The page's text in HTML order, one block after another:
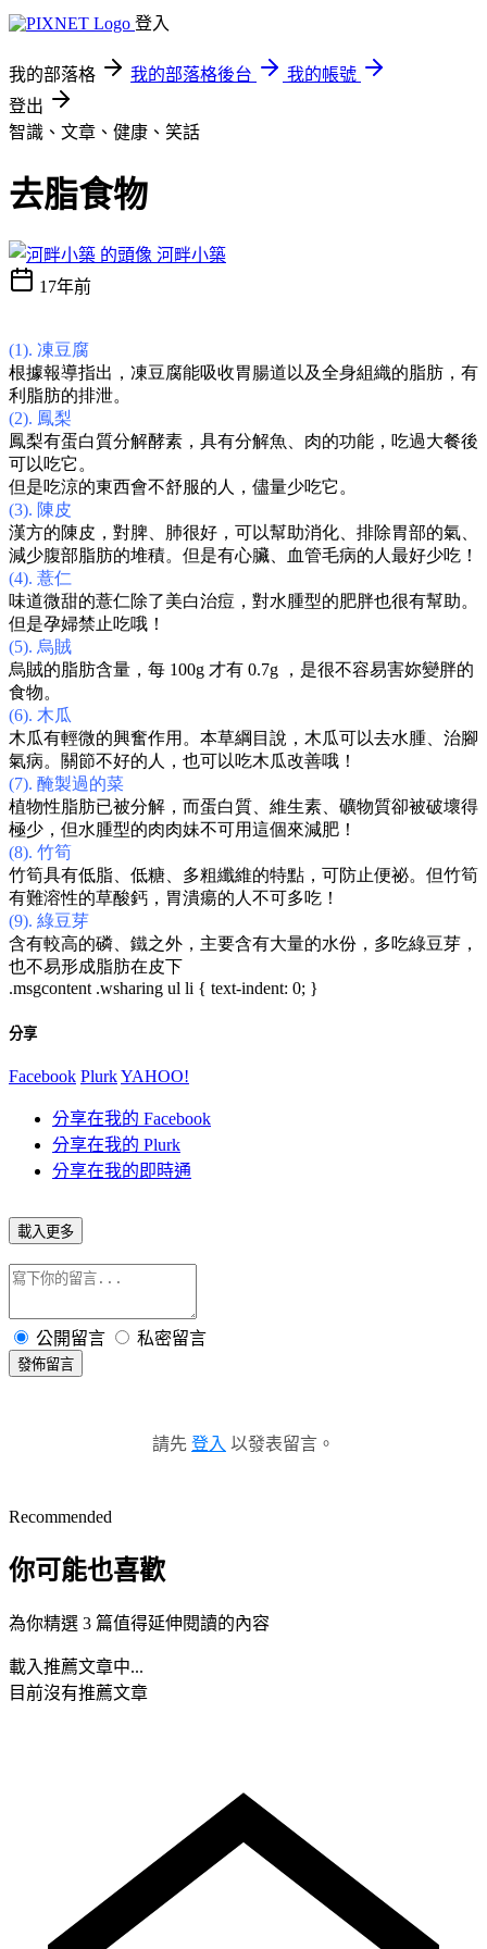
登入
我的部落格 我的部落格後台
我的帳號
登出
智識、文章、健康、笑話
去脂食物
河畔小築
17年前
(1). 凍豆腐
根據報導指出，凍豆腐能吸收胃腸道以及全身組織的脂肪，有
利脂肪的排泄。
(2). 鳳梨
鳳梨有蛋白質分解酵素，具有分解魚、肉的功能，吃過大餐後
可以吃它。
但是吃涼的東西會不舒服的人，儘量少吃它。
(3). 陳皮
漢方的陳皮，對脾、肺很好，可以幫助消化、排除胃部的氣、
減少腹部脂肪的堆積。但是有心臟、血管毛病的人最好少吃！
(4). 薏仁
味道微甜的薏仁除了美白治痘，對水腫型的肥胖也很有幫助。
但是孕婦禁止吃哦！
(5). 烏賊
烏賊的脂肪含量，每 100g 才有 0.7g ，是很不容易害妳變胖的
食物。
(6). 木瓜
木瓜有輕微的興奮作用。本草綱目說，木瓜可以去水腫、治腳
氣病。關節不好的人，也可以吃木瓜改善哦！
(7). 醃製過的菜
植物性脂肪已被分解，而蛋白質、維生素、礦物質卻被破壞得
極少，但水腫型的肉肉妹不可用這個來減肥！
(8). 竹筍
竹筍具有低脂、低糖、多粗纖維的特點，可防止便祕。但竹筍
有難溶性的草酸鈣，胃潰瘍的人不可多吃！
(9). 綠豆芽
含有較高的磷、鐵之外，主要含有大量的水份，多吃綠豆芽，
也不易形成脂肪在皮下
.msgcontent .wsharing ul li { text-indent: 0; }
分享
Facebook PlurkYAHOO!
分享在我的 Facebook
分享在我的 Plurk
分享在我的即時通
載入更多
公開留言 私密留言
發佈留言
請先 登入 以發表留言。
Recommended
你可能也喜歡
為你精選 3 篇值得延伸閱讀的內容
載入推薦文章中...
目前沒有推薦文章